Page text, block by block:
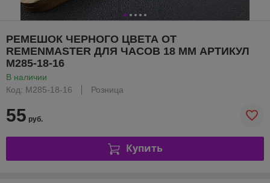
РЕМЕШОК ЧЕРНОГО ЦВЕТА ОТ
REMENMASTER ДЛЯ ЧАСОВ 18 ММ АРТИКУЛ
M285-18-16
В наличии
Код: M285-18-16
Розница
55 руб.
Купить